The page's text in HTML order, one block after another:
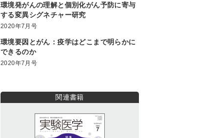
環境発がんの理解と個別化がん予防に寄与
する変異シグネチャー研究
2020年7月号
環境要因とがん：疫学はどこまで明らかに
できるのか
2020年7月号
関連書籍